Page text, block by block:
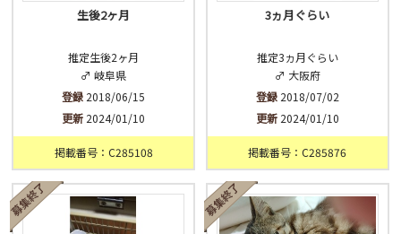
生後2ヶ月
推定生後2ヶ月
♂ 岐阜県
登録 2018/06/15
更新 2024/01/10
掲載番号：C285108
3ヵ月ぐらい
推定3ヵ月ぐらい
♂ 大阪府
登録2018/07/02
更新2024/01/10
掲載番号：C285876